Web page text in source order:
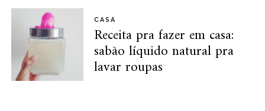
CASA
Receita pra fazer em casa:
sabão líquido natural pra
lavar roupas